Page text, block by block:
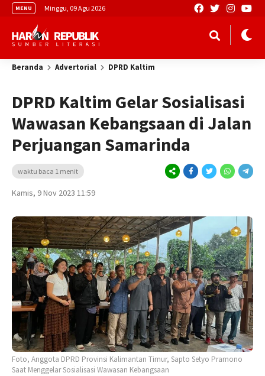
MENU Minggu, 09 Agu 2026
Beranda Advertorial DPRD Kaltim
DPRD Kaltim Gelar Sosialisasi
Wawasan Kebangsaan di Jalan
Perjuangan Samarinda
waktu baca 1 menit
Kamis, 9 Nov 2023 11:59
Foto, Anggota DPRD Provinsi Kalimantan Timur, Sapto Setyo Pramono
Saat Menggelar Sosialisasi Wawasan Kebangsaan